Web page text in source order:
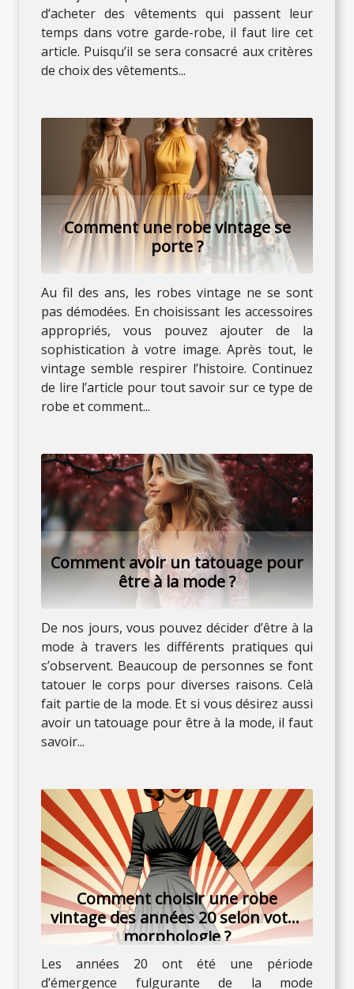
d’acheter des vêtements qui passent leur
temps dans votre garde-robe, il faut lire cet
article. Puisqu’il se sera consacré aux critères
de choix des vêtements...
Comment une robe vintage se
porte ?
Au fil des ans, les robes vintage ne se sont
pas démodées. En choisissant les accessoires
appropriés, vous pouvez ajouter de la
sophistication à votre image. Après tout, le
vintage semble respirer l’histoire. Continuez
de lire l’article pour tout savoir sur ce type de
robe et comment...
Comment avoir un tatouage pour
être à la mode ?
De nos jours, vous pouvez décider d’être à la
mode à travers les différents pratiques qui
s’observent. Beaucoup de personnes se font
tatouer le corps pour diverses raisons. Celà
fait partie de la mode. Et si vous désirez aussi
avoir un tatouage pour être à la mode, il faut
savoir...
Comment choisir une robe
vintage des années 20 selon votre
morphologie ?
Les années 20 ont été une période
d’émergence fulgurante de la mode